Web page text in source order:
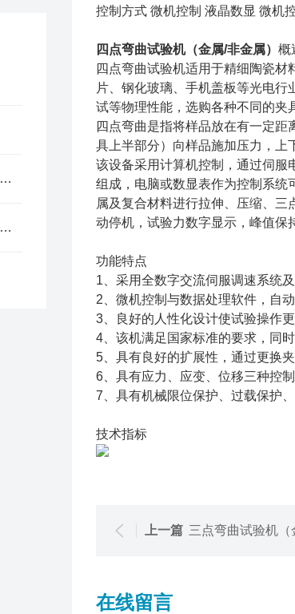
万能试验机怎么选？全功能力学检测，选对才是真省心
拉伸疲劳试验机数据不准？常见故障排查与解决办法
控制方式 微机控制 液晶数显 微机
四点弯曲试验机（金属/非金属） 概
四点弯曲试验机适用于精细陶瓷
片、钢化玻璃、手机盖板等光电
试等物理性能，选购各种不同的夹
四点弯曲是指将样品放在有一定
具上半部分）向样品施加压力，上
该设备采用计算机控制，通过伺服
组成，电脑或数显表作为控制系统
属及复合材料进行拉伸、压缩、
动停机，试验力数字显示，峰值保
功能特点
1、采用全数字交流伺服调速系统
2、微机控制与数据处理软件，自
3、良好的人性化设计使试验操作
4、该机满足国家标准的要求，同
5、具有良好的扩展性，通过更换
6、具有应力、应变、位移三种控
7、具有机械限位保护、过载保护
技术指标
上一篇 三点弯曲试验机（
在线留言